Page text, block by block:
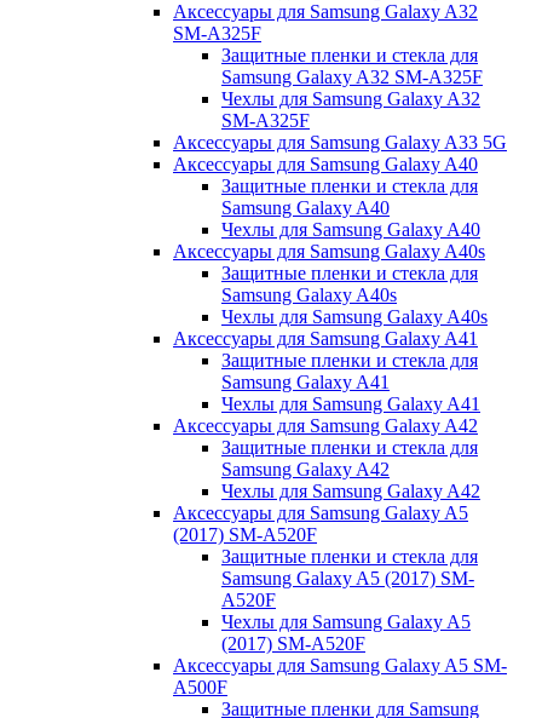
Аксессуары для Samsung Galaxy A32
SM-A325F
Защитные пленки и стекла для
Samsung Galaxy A32 SM-A325F
Чехлы для Samsung Galaxy A32
SM-A325F
Аксессуары для Samsung Galaxy A33 5G
Аксессуары для Samsung Galaxy A40
Защитные пленки и стекла для
Samsung Galaxy A40
Чехлы для Samsung Galaxy A40
Аксессуары для Samsung Galaxy A40s
Защитные пленки и стекла для
Samsung Galaxy A40s
Чехлы для Samsung Galaxy A40s
Аксессуары для Samsung Galaxy A41
Защитные пленки и стекла для
Samsung Galaxy A41
Чехлы для Samsung Galaxy A41
Аксессуары для Samsung Galaxy A42
Защитные пленки и стекла для
Samsung Galaxy A42
Чехлы для Samsung Galaxy A42
Аксессуары для Samsung Galaxy A5
(2017) SM-A520F
Защитные пленки и стекла для
Samsung Galaxy A5 (2017) SM-
A520F
Чехлы для Samsung Galaxy A5
(2017) SM-A520F
Аксессуары для Samsung Galaxy A5 SM-
A500F
Защитные пленки для Samsung